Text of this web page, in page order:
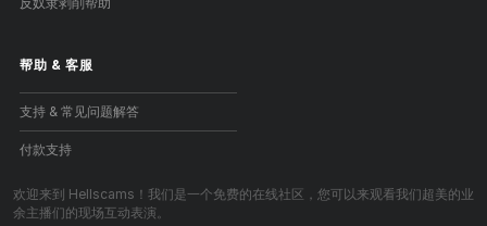
帮助 &客服
支持 & 常见问题解答
付款支持
欢迎来到 Hellscams！我们是一个免费的在线社区，您可以来观看我们超美的业
余主播们的现场互动表演。